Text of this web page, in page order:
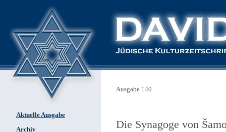
Aktuelle Ausgabe
Archiv
Ausgabe 140
Die Synagoge von